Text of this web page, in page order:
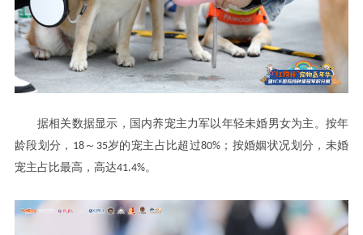
据相关数据显示，国内养宠主力军以年轻未婚男女为主。按年
龄段划分， 18～ 35岁的宠主占比超 过80% ；按婚姻状况划分，未婚
宠主占比最高，高达41.4%。